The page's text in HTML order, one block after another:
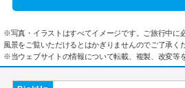
※写真・イラストはすべてイメージです。ご旅行中に
風景をご覧いただけるとはかぎりませんのでご了承く
※当ウェブサイトの情報について転載、複製、改変等